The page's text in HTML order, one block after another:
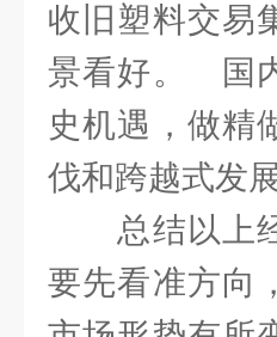
收旧塑料交易
景看好。 国
史机遇，做精
伐和跨越式发展
总结以上经
要先看准方向